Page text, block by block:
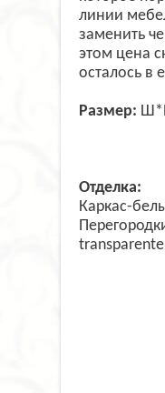
линии
заменить
этом цена
осталось в
Размер:
Отделка:
Каркас-
transparente